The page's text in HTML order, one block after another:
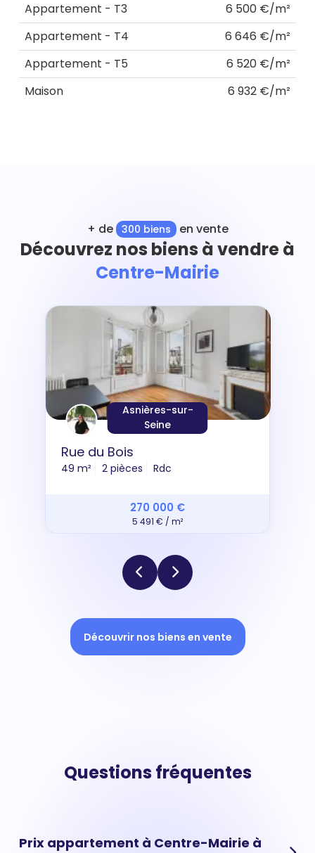
Appartement - T3
6 500 €/m²
Appartement - T4
6 646 €/m²
Appartement - T5
6 520 €/m²
Maison
6 932 €/m²
+ de 300 biens en vente
Découvrez nos biens à vendre à
Centre-Mairie
Asnières-sur-
Seine
Rue du Bois
49 m² 2 pièces Rdc
270 000 €
5 491 € / m²
Découvrir nos biens en vente
Questions fréquentes
Prix appartement à Centre-Mairie à